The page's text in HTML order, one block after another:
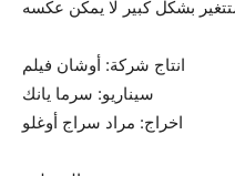
انتاج شركة: أوشان فيلم
سيناريو: سرما يانك
اخراج: مراد سراج أوغلو